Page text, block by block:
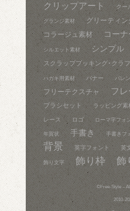
クリップアート クー
グランジ素材 グリーティ
コラージュ素材 コー
シルエット素材 シンプル
スクラップブッキング･クラ
ハガキ用素材 バナー バレ
フリーテクスチャ フ
ブラシセット ラッピング素
レース ロゴ ローマ字フォ
年賀状 手書き 手書きフ
背景 英字フォント 英
飾り文字 飾り枠 飾
©Free-Style –
2010-